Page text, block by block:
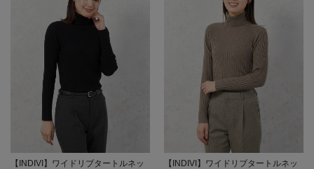
【INDIVI】ワイドリブタートルネッ
【INDIVI】ワイドリブタートルネッ